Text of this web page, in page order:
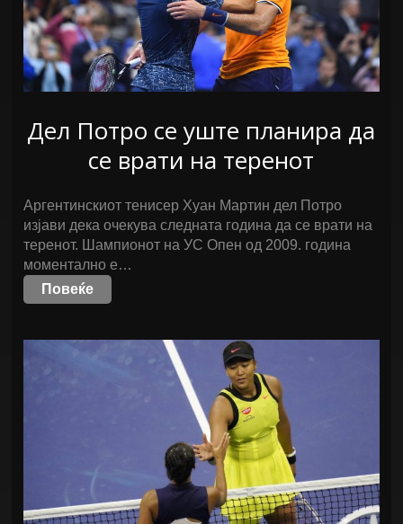
Дел Потро се уште планира да
се врати на теренот
Аргентинскиот тенисер Хуан Мартин дел Потро
изјави дека очекува следната година да се врати на
теренот. Шампионот на УС Опен од 2009. година
моментално е…
Повеќе